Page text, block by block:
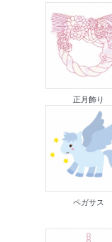
正月飾り
ペガサス